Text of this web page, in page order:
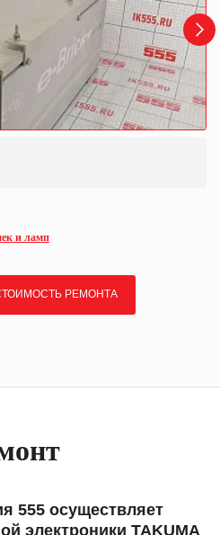
и ламп
РЕМОНТА
555 осуществляет
электроники TAKUMA